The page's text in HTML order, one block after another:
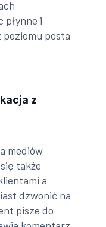
płynne i
posta
z
mediów
także
a
dzwonić na
pisze do